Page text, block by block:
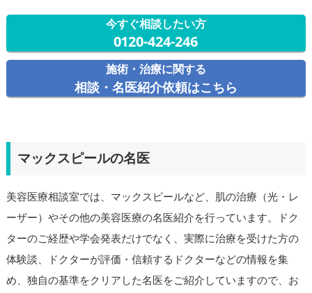
今すぐ相談したい方
0120-424-246
施術・治療に関する
相談・名医紹介依頼はこちら
マックスピールの名医
美容医療相談室では、マックスピールなど、肌の治療（光・レ
ーザー）やその他の美容医療の名医紹介を行っています。ドク
ターのご経歴や学会発表だけでなく、実際に治療を受けた方の
体験談、ドクターが評価・信頼するドクターなどの情報を集
め、独自の基準をクリアした名医をご紹介していますので、お